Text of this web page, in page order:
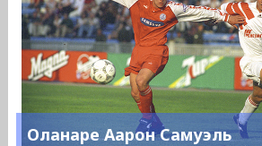
Оланаре Аарон Самуэль